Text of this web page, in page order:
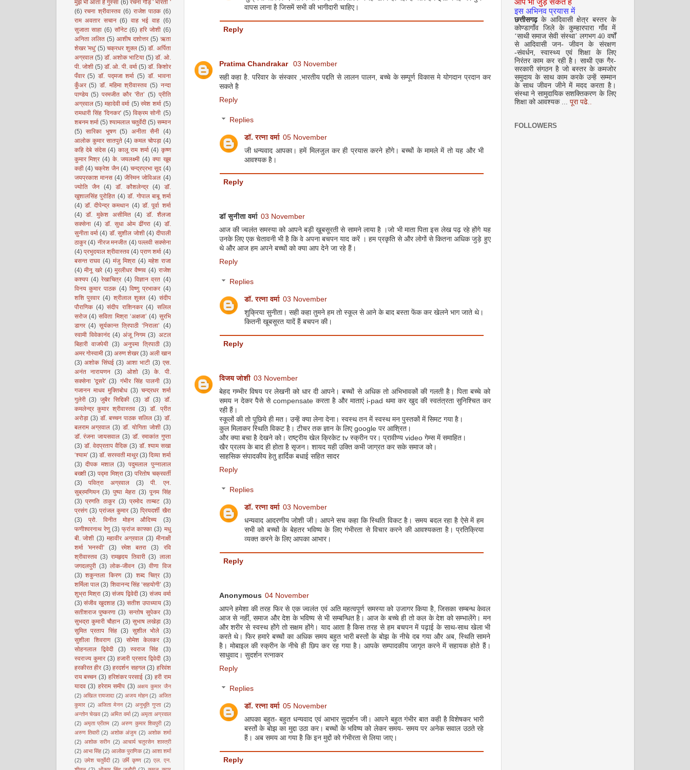
वापस लाना है जिसमें सभी की भागीदारी चाहिए।
Reply
Pratima Chandrakar 03 November
सही कहा है. परिवार के संस्कार ,भारतीय पद्दति से लालन पालन, बच्चे के सम्पूर्ण विकास मे योगदान प्रदान कर
सकते है
Reply
Replies
डॉ. रत्ना वर्मा 05 November
जी धन्यवाद आपका। हमें मिलजुल कर ही प्रयास करने होंगे। बच्चों के मामले में तो यह और भी
आवश्यक है।
Reply
डॉ सुनीता वर्मा 03 November
आज की ज्वलंत समस्या को आपने बड़ी ख़ूबसूरती से सामने लाया है ।जो भी माता पिता इस लेख पढ़ रहे होंगे यह
उनके लिए एक चेतावनी भी है कि वे अपना बचपन याद करें । हम प्रकृति से और लोगों से कितना अधिक जुड़े हुए
थे और आज हम अपने बच्चों को क्या आप देने जा रहे हैं।
Reply
Replies
डॉ. रत्ना वर्मा 03 November
शुक्रिया सुनीता। सही कहा तुमने हम तो स्कूल से आने के बाद बस्ता फेंक कर खेलने भाग जाते थे।
कितनी खूबसूरत यादें हैं बचपन की।
Reply
विजय जोशी 03 November
बेहद गम्भीर विषय पर लेखनी को धार दी आपने। बच्चों से अधिक तो अभिभावकों की गलती है। पिता बच्चे को
समय न देकर पैसे से compensate करता है और माताएं i-pad थमा कर खुद की स्वतंत्रता सुनिश्चित कर
रही हैं।
स्कूलों की तो पूछिये ही मत। उन्हें क्या लेना देना। स्वस्थ तन में स्वस्थ मन पुस्तकों में सिमट गया है।
कुल मिलाकर स्थिति विकट है। टीचर तक ज्ञान के लिए google पर आश्रित।
और क्या बचा है देखने को। राष्ट्रीय खेल क्रिकेट tv स्क्रीन पर। प्रावीण्य video गेम्स में समाहित।
खैर प्रलय के बाद ही होता है सृजन। शायद यही उक्ति कभी जाग्रत कर सके समाज को।
साहसिक संपादकीय हेतु हार्दिक बधाई सहित सादर
Reply
Replies
डॉ. रत्ना वर्मा 03 November
धन्यवाद आदरणीय जोशी जी। आपने सच कहा कि स्थिति विकट है। समय बदल रहा है ऐसे में हम
सभी को बच्चों के बेहतर भविष्य के लिए गंभीरता से विचार करने की आवश्यकता है। प्रतिक्रिया
व्यक्त करने के लिए आपका आभार।
Reply
Anonymous 04 November
आपने हमेशा की तरह फिर से एक ज्वलंत एवं अति महत्वपूर्ण समस्या को उजागर किया है, जिसका सम्बन्ध केवल
आज से नहीं, समाज और देश के भविष्य से भी सम्बन्धित है। आज के बच्चे ही तो कल के देश को सम्भालेंगे। मन
और शरीर से स्वस्थ होंगे तो सक्षम होंगे। याद आता है किस तरह से हम बचपन में पढ़ाई के साथ-साथ खेला भी
करते थे। फिर हमारे बच्चों का अधिक समय बहुत भारी बस्तों के बोझ के नीचे दब गया और अब, स्थिति सामने
है। मोबाइल की स्क्रीन के नीचे ही छिप कर रह गया है। आपके सम्पादकीय जागृत करने में सहायक होते हैं।
साधुवाद। सुदर्शन रत्नाकर
Reply
Replies
डॉ. रत्ना वर्मा 05 November
आपका बहुत- बहुत धन्यवाद एवं आभार सुदर्शन जी। आपने बहुत गंभीर बात कही है विशेषकर भारी
बस्तों के बोझ का मुद्दा उठा कर। बच्चों के भविष्य को लेकर समय- समय पर अनेक सवाल उठते रहे
हैं। अब समय आ गया है कि इन मुद्दों को गंभीरता से लिया जाए।
Reply
मुझे भी आता है गुस्सा (6) रचना गौड़ ' भारती '
(6) रचना श्रीवास्तव (6) राजेश पाठक (6)
राम अवतार सचान (6) वाह भई वाह (6)
सुजाता साहा (6) सॉनेट (6) हरि जोशी (6)
अनिता ललित (5) आशीष दशोत्तर (5) ऋता
शेखर 'मधु' (5) चक्रधर शुक्ल (5) डॉ. अर्पिता
अग्रवाल (5) डॉ. अशोक भाटिया (5) डॉ. ओ.
पी. जोशी (5) डॉ. ओ. पी. वर्मा (5) डॉ. किशोर
पँवार (5) डॉ. पद्मजा शर्मा (5) डॉ. भावना
कुँअर (5) डॉ. महिमा श्रीवास्तव (5) नन्दा
पाण्डेय (5) परमजीत कौर 'रीत’ (5) प्रीति
अग्रवाल (5) महादेवी वर्मा (5) रमेश शर्मा (5)
रामधारी सिंह 'दिनकर' (5) विक्रम सोनी (5)
शबनम शर्मा (5) श्यामलाल चतुर्वेदी (5) सम्मान
(5) सारिका भूषण (5) अनीता सैनी (4)
आलोक कुमार सातपुते (4) कमल चोपड़ा (4)
कहि देबे संदेस (4) कालू राम शर्मा (4) कृष्ण
कुमार मिश्र (4) के. जयलक्ष्मी (4) क्या खूब
कही (4) चक्रेश जैन (4) चन्द्रप्रभा सूद (4)
जयप्रकाश मानस (4) जैस्मिन जोविअल (4)
ज्योति जैन
(4) डॉ. कौशलेन्द्र (4)
डॉ.
खुशालसिंह पुरोहित (4) डॉ. गोपाल बाबू शर्मा
(4) डॉ. दीपेन्द्र कमथान (4) डॉ. पूर्वा शर्मा
(4) डॉ. मुकेश असीमित (4) डॉ. शैलजा
सक्सेना (4) डॉ. सुधा ओम ढींगरा (4) डॉ.
सुनीता वर्मा (4) डॉ. सुशील जोशी (4) दीपाली
ठाकुर (4) नीरज मनजीत (4) पल्लवी सक्सेना
(4) प्रभुदयाल श्रीवास्तव (4) प्राण शर्मा (4)
बसन्त राघव (4) मंजु मिश्रा (4) महेश राजा
(4) मीनू खरे (4) मुरलीधर वैष्णव (4) राजेश
कश्यप (4) रेखाचित्र (4) विज्ञान व्रत (4)
विनय कुमार पाठक (4) विष्णु प्रभाकर (4)
शशि पुरवार (4) श्रीलाल शुक्ल (4) संदीप
पौराणिक (4) संदीप राशिनकर (4) सलिल
सरोज (4) सविता मिश्रा ‘अक्षजा’ (4) सुरभि
डागर (4) सूर्यकान्त त्रिपाठी ‘निराला’ (4)
स्वामी विवेकानंद (4) अंजू निगम (3) अटल
बिहारी वाजपेयी (3) अनुपमा त्रिपाठी (3)
अमर गोस्वामी (3) अरुण शेखर (3) अली खान
(3) अशोक सिंघई (3) आशा भाटी (3) एस.
अनंत नारायणन (3) ओशो (3) के. पी.
सक्सेना 'दूसरे' (3) गंभीर सिंह पालनी (3)
गजानन माधव मुक्तिबोध (3) चन्द्रधर शर्मा
गुलेरी (3) जुबैर सिद्दिकी (3) डॉ (3) डॉ.
कमलेन्द्र कुमार श्रीवास्तव (3) डॉ. प्रीत
अरोड़ा (3) डॉ. बच्चन पाठक सलिल (3) डॉ.
बलराम अग्रवाल (3) डॉ. योगिता जोशी (3)
डॉ. रंजना जायसवाल (3) डॉ. रमाकांत गुप्ता
(3) डॉ. वेदप्रताप वैदिक (3) डॉ. श्याम सखा
‘श्याम’ (3) डॉ. सरस्वती माथुर (3) दिव्या शर्मा
(3) दीपक मशाल (3) पदुमलाल पुन्नालाल
बख्शी (3) पद्मा मिश्रा (3) परितोष चक्रवर्ती
(3)
पवित्रा अग्रवाल (3)
पी. एन.
सुब्रमणियन (3) पुष्पा मेहरा (3) पूनम सिंह
(3) प्रणति ठाकुर (3) प्रमोद ताम्बट (3)
प्रसंग (3) प्रांजल कुमार (3) प्रियदर्शी खैरा
(3)
प्रो. विनीत मोहन औदिच्य
(3)
फणीश्वरनाथ रेणु (3) फ्रांज काफ्का (3) मधु
बी. जोशी (3) महावीर अग्रवाल (3) मीनाक्षी
शर्मा 'मनस्वी'
(3) रमेश बतरा (3)
रवि
श्रीवास्तव (3) रामहृदय तिवारी (3) लाला
जगदलपुरी (3) लोक-जीवन (3) वीणा विज
(3) शकुन्तला किरण (3) शब्द चित्र (3)
शर्मिला पाल (3) शिवानन्द सिंह ‘सहयोगी’ (3)
शुभ्रा मिश्रा (3) संजय द्विवेदी (3) संजय वर्मा
(3) संजीव खुदशाह (3) सतीश उपाध्याय (3)
सतीशराज पुष्करणा (3) सन्तोष सुपेकर (3)
सुभद्रा कुमारी चौहान (3) सुभाष लखेड़ा (3)
सुमित प्रताप सिंह (3) सुशील भोले (3)
सुशीला शिवराण
(3) सोमेश केलकर
(3)
सोहनलाल द्विवेदी
(3) स्वराज सिंह
(3)
स्वराज्य कुमार (3) हजारी प्रसाद द्विवेदी (3)
हरकीरत हीर (3) हरदर्शन सहगल (3) हरिवंश
राय बच्चन (3) हरिशंकर परसाई (3) हरी राम
यादव (3) हरेराम समीप (3) अक्षय कुमार जैन
(2) अखिल रायजादा (2) अजय मोहन (2) अजित
कुमार (2) अजिता मेनन (2) अनुभूति गुप्ता (2)
अन्तोन चेखव (2) अमित वर्मा (2) अमृता अग्रवाल
(2) अमृता प्रीतम (2) अरुण कुमार शिवपुरी (2)
अरुण तिवारी (2) अशोक अंजुम (2) अशोक शर्मा
(2) अशोक सरीन (2) आचार्य चतुरसेन शास्त्री
(2) आभा सिंह (2) आलोक पुराणिक (2) आशा शर्मा
(2) उमेश चतुर्वेदी (2) उर्मि कृष्ण (2) एल. एन.
सितम्बर 2008
अक्टूबर 2008
इस अभिनव प्रयास में
छत्तीसगढ़के आदिवासी क्षेत्र बस्तर के
कोण्डागाँव जिले के कुम्हारपारा गाँव में
‘साथी समाज सेवी संस्था’ लगभग 40 वर्षों
से आदिवासी जन- जीवन के संरक्षण
-संवर्धन, स्वास्थ्य एवं शिक्षा के लिए
निरंतर काम कर रही है। साथी एक गैर-
सरकारी संगठन है जो बस्तर के कमजोर
समुदाय के साथ काम करके उन्हें सम्मान
के साथ जीवन जीने में मदद करता है।
संस्था ने सामुदायिक सशक्तिकरण के लिए
शिक्षा को आवश्यक ... पूरा पढे..
FOLLOWERS